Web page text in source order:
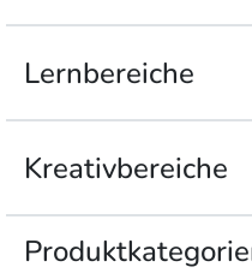
Lernbereiche
Kreativbereiche